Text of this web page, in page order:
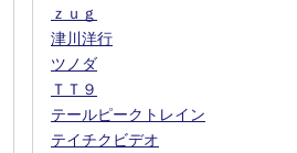
ｚｕｇ
津川洋行
ツノダ
ＴＴ９
テールピークトレイン
テイチクビデオ